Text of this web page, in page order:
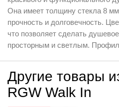
Она имеет толщину стекла 8
прочность и долговечность.
что позволяет сделать
просторным и светлым.
Другие товары
RGW Walk In